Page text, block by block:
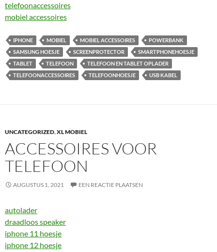
telefoonaccessoires
mobiel accessoires
IPHONE MOBIEL MOBIEL ACCESSOIRES
POWERBANK
SAMSUNG HOESJE
SCREENPROTECTOR
SMARTPHONEHOESJE
TABLET
TELEFOON
TELEFOON EN TABLET OPLADER
TELEFOONACCESSOIRES
TELEFOONHOESJE USB KABEL
UNCATEGORIZED,XL MOBIEL
ACCESSOIRES VOOR
TELEFOON
AUGUSTUS 1, 2021 EEN REACTIE PLAATSEN
autolader
draadloos speaker
iphone 11 hoesje
iphone 12 hoesje